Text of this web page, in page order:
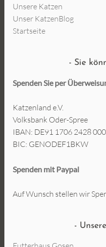
Unsere Katzen
Unser KatzenBlog
Startseite
Sie
Spenden Sie per
Katzenland e.V.
Volksbank Oder-Spree
IBAN: DE91 1706 2428
BIC: GENODEF1BKW
Spenden mit Paypal
Auf Wunsch stellen wir